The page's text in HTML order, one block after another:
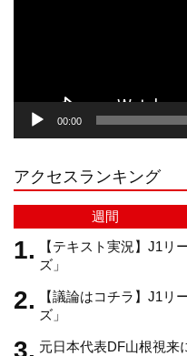
r
a
m
00:00
アクセスランキング
週間
【テキスト実況】J1リ
ズ」
【議論はコチラ】J1リ
ズ」
元日本代表DF山根視来